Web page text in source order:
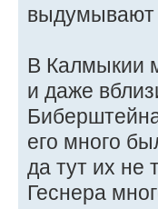
выдумывают
В Калмыкии
и даже
его много
да тут их не
Геснера